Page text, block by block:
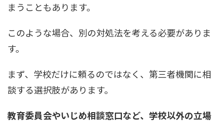
まうこともあります。
このような場合、別の対処法を考える必要がありま
す。
まず、学校だけに頼るのではなく、第三者機関に相
談する選択肢があります。
教育委員会やいじめ相談窓口など、学校以外の立場